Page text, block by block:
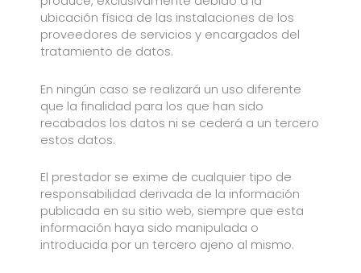
ubicación física de las instalaciones de los
proveedores de servicios y encargados del
tratamiento de datos.
En ningún caso se realizará un uso diferente
que la finalidad para los que han sido
recabados los datos ni se cederá a un tercero
estos datos.
El prestador se exime de cualquier tipo de
responsabilidad derivada de la información
publicada en su sitio web, siempre que esta
información haya sido manipulada o
introducida por un tercero ajeno al mismo.